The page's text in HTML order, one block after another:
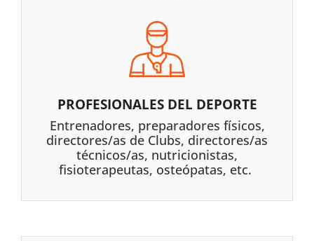
PROFESIONALES DEL DEPORTE
Entrenadores, preparadores físicos,
directores/as de Clubs, directores/as
técnicos/as, nutricionistas,
fisioterapeutas, osteópatas, etc.